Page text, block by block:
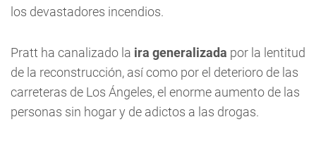
los devastadores incendios.
Pratt ha canalizado la ira generalizada por la lentitud
de la reconstrucción, así como por el deterioro de las
carreteras de Los Ángeles, el enorme aumento de las
personas sin hogar y de adictos a las drogas.